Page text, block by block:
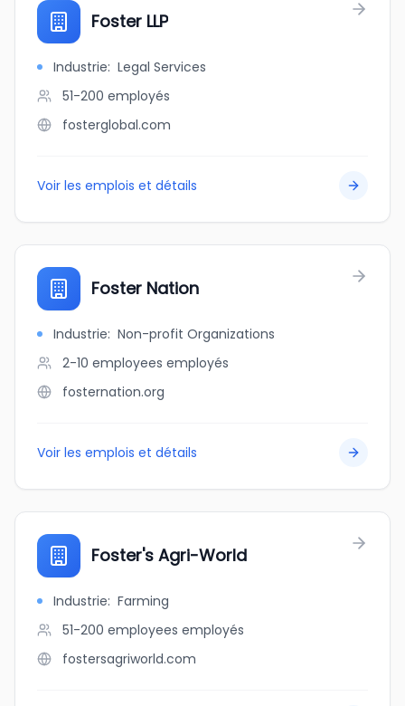
Foster LLP
Industrie: Legal Services
51-200 employés
fosterglobal.com
Voir les emplois et détails
Foster Nation
Industrie: Non-profit Organizations
2-10 employees employés
fosternation.org
Voir les emplois et détails
Foster's Agri-World
Industrie: Farming
51-200 employees employés
fostersagriworld.com